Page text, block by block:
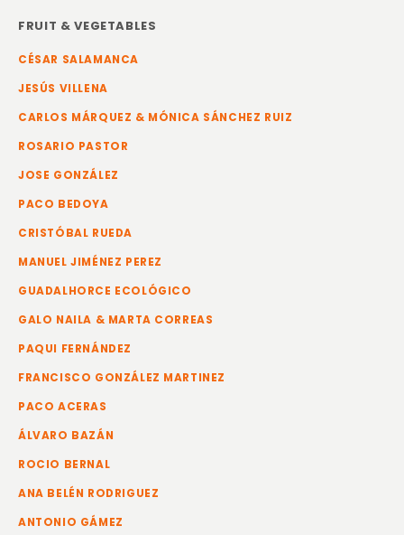
FRUIT & VEGETABLES
CÉSAR SALAMANCA
JESÚS VILLENA
CARLOS MÁRQUEZ & MÓNICA SÁNCHEZ RUIZ
ROSARIO PASTOR
JOSE GONZÁLEZ
PACO BEDOYA
CRISTÓBAL RUEDA
MANUEL JIMÉNEZ PEREZ
GUADALHORCE ECOLÓGICO
GALO NAILA & MARTA CORREAS
PAQUI FERNÁNDEZ
FRANCISCO GONZÁLEZ MARTINEZ
PACO ACERAS
ÁLVARO BAZÁN
ROCIO BERNAL
ANA BELÉN RODRIGUEZ
ANTONIO GÁMEZ